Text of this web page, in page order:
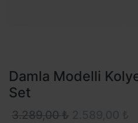
Damla Modelli
Set
3.289,00 ₺